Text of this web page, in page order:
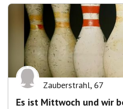
Zauberstrahl, 67
Es ist Mittwoch und wir